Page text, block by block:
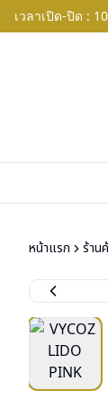
เวลาเปิด-ปิด :
หน้าแรก ร้าน